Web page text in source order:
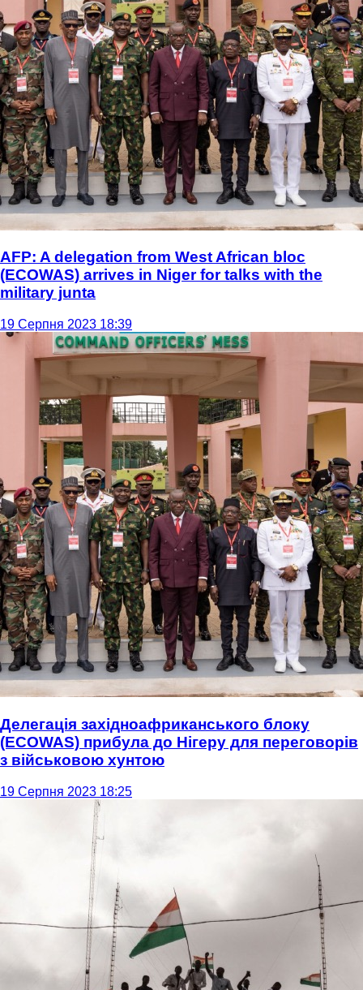
AFP: A delegation from West African bloc
(ECOWAS) arrives in Niger for talks with the
military junta
19 Серпня 2023 18:39
Делегація західноафриканського блоку
(ECOWAS) прибула до Нігеру для переговорів
з військовою хунтою
19 Серпня 2023 18:25